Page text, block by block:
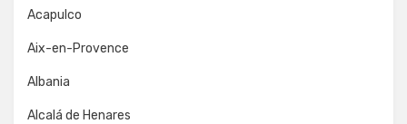
Acapulco
Aix-en-Provence
Albania
Alcalá de Henares